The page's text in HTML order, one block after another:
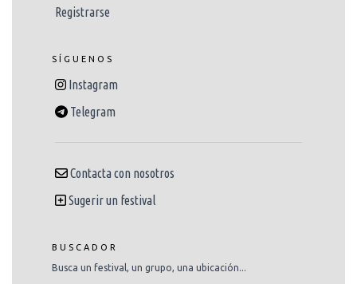
Registrarse
SÍGUENOS
Instagram
Telegram
Contacta con nosotros
Sugerir un festival
BUSCADOR
Busca un festival, un grupo, una ubicación...